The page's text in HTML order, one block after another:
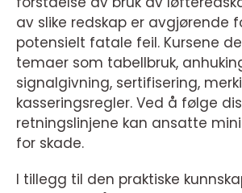
av slike redskap er avgjørende
potensielt fatale feil. Kursene
temaer som tabellbruk,
signalgivning, sertifisering,
kasseringsregler. Ved å følge
retningslinjene kan ansatte
for skade.
I tillegg til den praktiske